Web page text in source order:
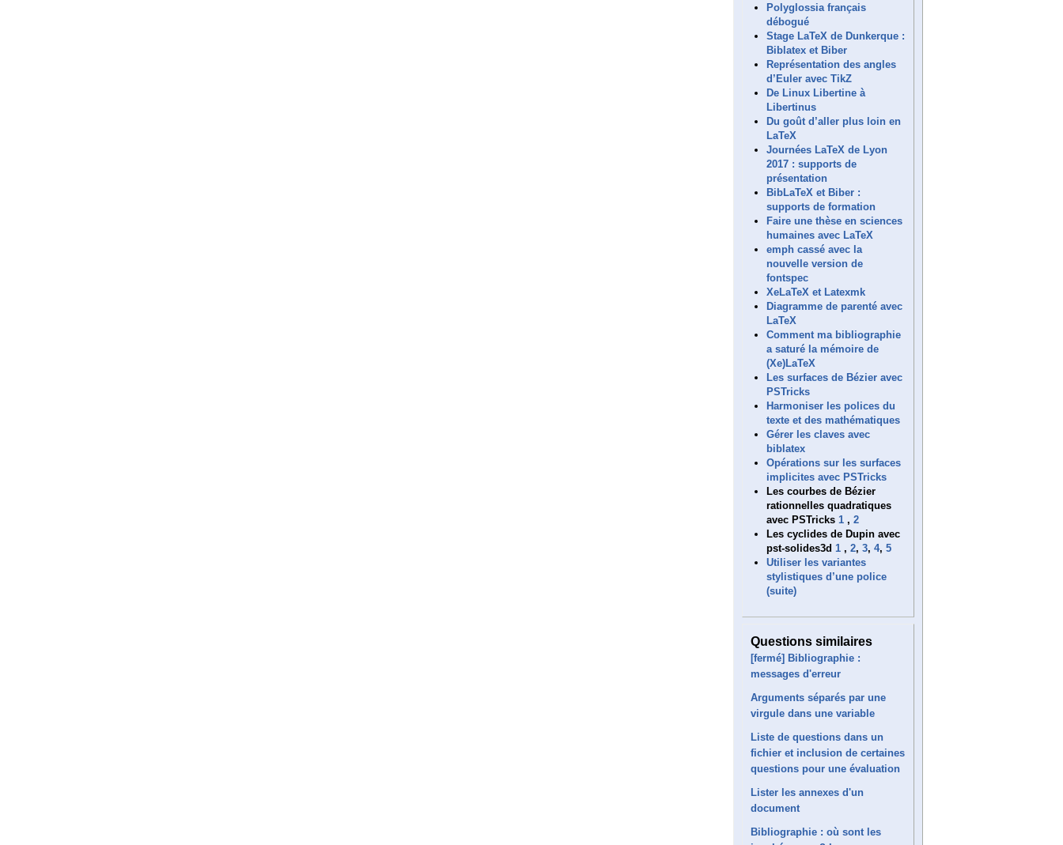
Polyglossia français
débogué
Stage LaTeX de Dunkerque :
Biblatex et Biber
Représentation des angles
d’Euler avec TikZ
De Linux Libertine à
Libertinus
Du goût d’aller plus loin en
LaTeX
Journées LaTeX de Lyon
2017 : supports de
présentation
BibLaTeX et Biber :
supports de formation
Faire une thèse en sciences
humaines avec LaTeX
emph cassé avec la
nouvelle version de
fontspec
XeLaTeX et Latexmk
Diagramme de parenté avec
LaTeX
Comment ma bibliographie
a saturé la mémoire de
(Xe)LaTeX
Les surfaces de Bézier avec
PSTricks
Harmoniser les polices du
texte et des mathématiques
Gérer les claves avec
biblatex
Opérations sur les surfaces
implicites avec PSTricks
Les courbes de Bézier
rationnelles quadratiques
avec PSTricks 1 , 2
Les cyclides de Dupin avec
pst-solides3d 1 , 2, 3, 4, 5
Utiliser les variantes
stylistiques d’une police
(suite)
Questions similaires
[fermé] Bibliographie :
messages d'erreur
Arguments séparés par une
virgule dans une variable
Liste de questions dans un
fichier et inclusion de certaines
questions pour une évaluation
Lister les annexes d'un
document
Bibliographie : où sont les